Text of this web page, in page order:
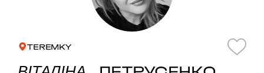
TEREMKY